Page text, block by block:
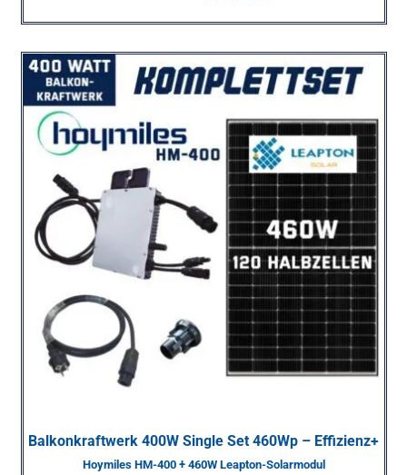
Balkonkraftwerk 400W Single Set 460Wp – Effizienz+
Hoymiles HM-400 + 460W Leapton-Solarmodul